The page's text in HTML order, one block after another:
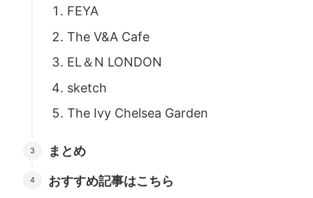
FEYA
The V&A Cafe
EL＆N LONDON
sketch
The Ivy Chelsea Garden
まとめ
おすすめ記事はこちら